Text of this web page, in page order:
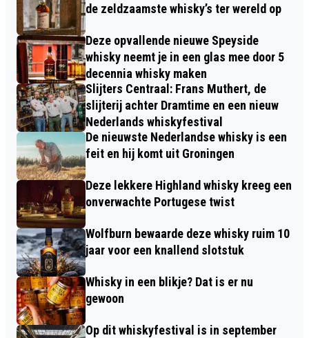
de zeldzaamste whisky’s ter wereld op
Deze opvallende nieuwe Speyside
whisky neemt je in een glas mee door 5
decennia whisky maken
Slijters Centraal: Frans Muthert, de
slijterij achter Dramtime en een nieuw
Nederlands whiskyfestival
De nieuwste Nederlandse whisky is een
feit en hij komt uit Groningen
Deze lekkere Highland whisky kreeg een
onverwachte Portugese twist
Wolfburn bewaarde deze whisky ruim 10
jaar voor een knallend slotstuk
Whisky in een blikje? Dat is er nu
gewoon
Op dit whiskyfestival is in september